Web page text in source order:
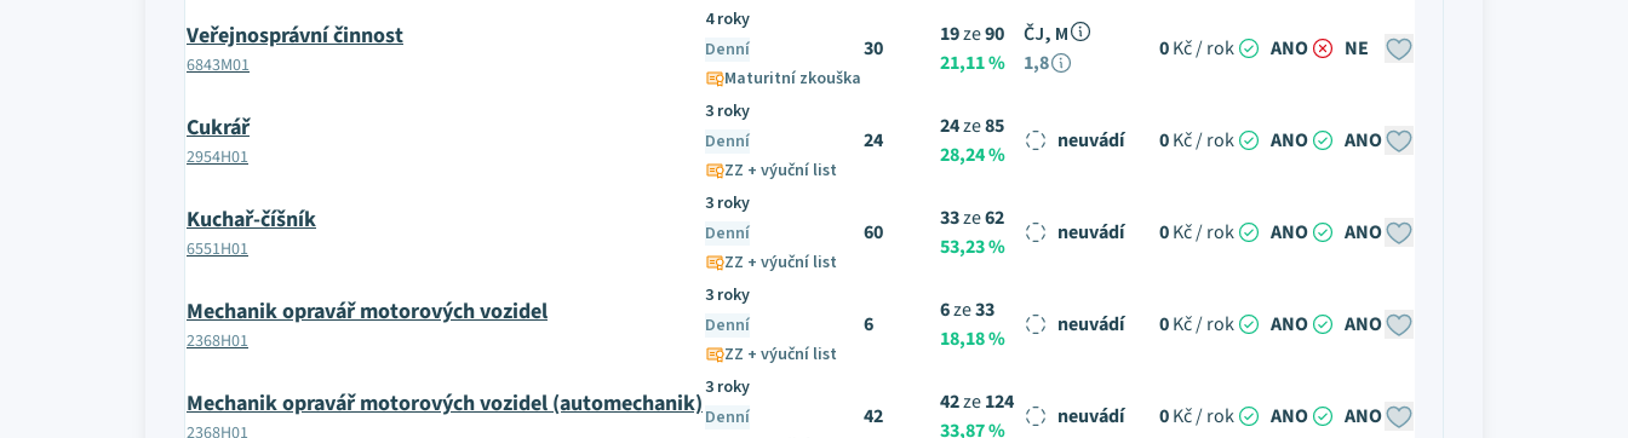
Veřejnosprávní činnost
6843M01
4 roky
Denní
Maturitní zkouška
30
19ze90
21,11 %
ČJ, M
1,8
0Kč / rok ANO NE
Cukrář
2954H01
3 roky
Denní
ZZ + výuční list
24
24ze85
28,24 %
neuvádí 0Kč / rok ANO ANO
Kuchař-číšník
6551H01
3 roky
Denní
ZZ + výuční list
60
33ze62
53,23 %
neuvádí 0Kč / rok ANO ANO
Mechanik opravář motorových vozidel
2368H01
3 roky
Denní
ZZ + výuční list
6
6ze33
18,18 %
neuvádí 0Kč / rok ANO ANO
Mechanik opravář motorových vozidel (automechanik)
2368H01
3 roky
Denní
42
42ze124
33,87 %
neuvádí 0Kč / rok ANO ANO